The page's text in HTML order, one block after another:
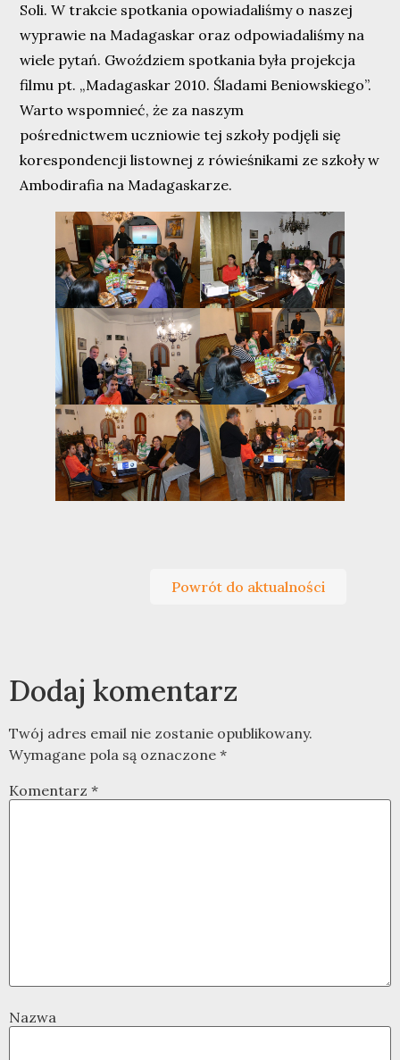
Soli. W trakcie spotkania opowiadaliśmy o naszej
wyprawie na Madagaskar oraz odpowiadaliśmy na
wiele pytań. Gwoździem spotkania była projekcja
filmu pt. „Madagaskar 2010. Śladami Beniowskiego”.
Warto wspomnieć, że za naszym
pośrednictwem uczniowie tej szkoły podjęli się
korespondencji listownej z rówieśnikami ze szkoły w
Ambodirafia na Madagaskarze.
Powrót do aktualności
Dodaj komentarz
Twój adres email nie zostanie opublikowany.
Wymagane pola są oznaczone *
Komentarz *
Nazwa